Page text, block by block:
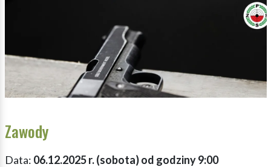
Zawody
Data: 06.12.2025 r. (sobota) od godziny 9:00